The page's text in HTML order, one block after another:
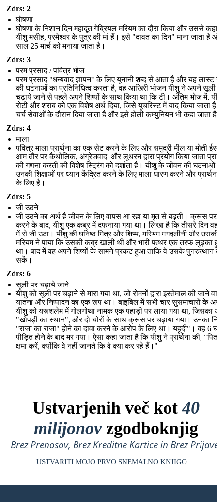
Zdrs: 2
घोषणा
घोषणा के निशान दिन महादूत गेब्रियल मरियम का दौरा किया और उससे
यीशु मसीह, परमेश्वर के पुत्र की मां हैं। इसे "दावत का दिन" माना जाता है
साल 25 मार्च को मनाया जाता है।
Zdrs: 3
परम प्रसाद / पवित्र भोज
परम प्रसाद "धन्यवाद ज्ञापन" के लिए यूनानी शब्द से आता है और यह लास्ट
की घटनाओं का प्रतिनिधित्व करता है, वह आखिरी भोजन यीशु ने अपने सूली
चढ़ाये जाने से पहले अपने शिष्यों के साथ किया था कि टी। अंतिम भोज में,
रोटी और शराब को एक विशेष अर्थ दिया, जिसे यूचरिस्ट में याद किया जाता
चर्च सेवाओं के दौरान दिया जाता है और इसे होली कम्युनियन भी कहा जाता
Zdrs: 4
माला
पवित्र माला प्रार्थना का एक सेट करने के लिए और समुद्री मील या मोती
आम तौर पर कैथोलिक, अंग्रेजवाद, और लूथरन द्वारा प्रयोग किया जाता
की गणना करती की विशेष स्ट्रिंग को दर्शाता है। यीशु के जीवन की
उनकी शिक्षाओं पर ध्यान केंद्रित करने के लिए माला धारण करने और
के लिए है।
Zdrs: 5
जी उठने
जी उठने का अर्थ है जीवन के लिए वापस आ रहा या मृत से बढ़ती। क्रूस पर
करने के बाद, यीशु एक कब्र में दफनाया गया था। लिखा है कि तीसरे दिन
में से जी उठा। यीशु की घनिष्ठ मित्र और शिष्य, मरियम मगदलीनी और
मरियम ने पाया कि उसकी कब्र खाली थी और भारी पत्थर एक तरफ लुढ़का
था। बाद में वह अपने शिष्यों के सामने प्रकट हुआ ताकि वे उसके पुनरुत्थान
सकें।
Zdrs: 6
सूली पर चढ़ाये जाने
यीशु को सूली पर चढ़ाने से मारा गया था, जो रोमनों द्वारा इस्तेमाल की जाने
यातना और निष्पादन का एक रूप था। बाइबिल में सभी चार सुसमाचारों के
यीशु को यरूशलेम में गोलगोथा नामक एक पहाड़ी पर लाया गया था, जिसका
"खोपड़ी का स्थान", और दो चोरों के साथ क्रूस पर चढ़ाया गया। उनका
"राजा का राजा" होने का दावा करने के आरोप के लिए था। यहूदी"। वह 6
पीड़ित होने के बाद मर गया। ऐसा कहा जाता है कि यीशु ने प्रार्थना की,
क्षमा करें, क्योंकि वे नहीं जानते कि वे क्या कर रहे हैं।"
Ustvarjenih več kot40
milijonovzgodboknjig
Brez Prenosov, Brez Kreditne Kartice in Brez
USTVARITI MOJO PRVO SNEMALNO KNJIGO